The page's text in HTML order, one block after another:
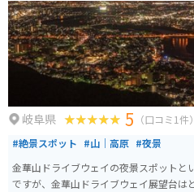
岐阜県 5 （口コミ1件）
#絶景スポット #山｜高原 #夜景
金華山ドライブウェイの夜景スポットと
ですが、金華山ドライブウェイ展望台は